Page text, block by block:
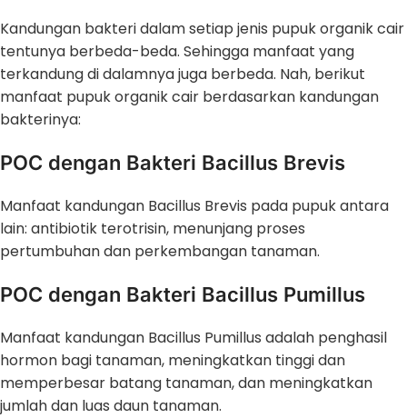
Kandungan bakteri dalam setiap jenis pupuk organik cair
tentunya berbeda-beda. Sehingga manfaat yang
terkandung di dalamnya juga berbeda. Nah, berikut
manfaat pupuk organik cair berdasarkan kandungan
bakterinya:
POC dengan Bakteri Bacillus Brevis
Manfaat kandungan Bacillus Brevis pada pupuk antara
lain: antibiotik terotrisin, menunjang proses
pertumbuhan dan perkembangan tanaman.
POC dengan Bakteri Bacillus Pumillus
Manfaat kandungan Bacillus Pumillus adalah penghasil
hormon bagi tanaman, meningkatkan tinggi dan
memperbesar batang tanaman, dan meningkatkan
jumlah dan luas daun tanaman.